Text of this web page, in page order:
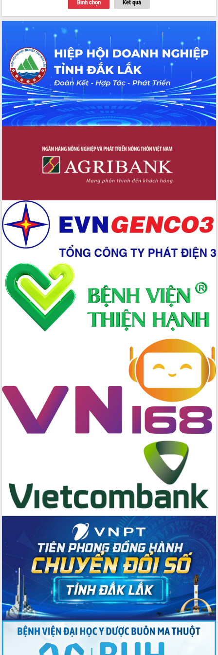
Tập huấn ứng dụng trí tuệ nhân tạo (AI)
trong thương mại điện tử năm 2026
Đoàn đại biểu Quốc hội tỉnh Đắk Lắk
trao đổi thông tin trước Kỳ họp thứ
nhất, Quốc hội khóa XVI
Quyết liệt cải cách hành chính, khơi
thông nguồn lực phát triển
Nâng cao hiệu lực, hiệu quả HĐND
tỉnh thông qua hiện đại hóa hành chính
Xã Ea Phê gắn cải cách hành chính với
chuyển đổi số
Phó Chủ tịch Thường trực UBND tỉnh
tâm Phục vụ hành chính công xã Ea
Xây dựng nền hành chính số đồng
hành cùng nông dân dân, doanh nghiệp
đấu có 77% xã đạt chuẩn nông thôn
mới
Chuyển đổi số 'mở đường' cho nông
nghiệp Đắk Lắk tăng trưởng bứt phá
Triển khai đồng bộ đo đạc, lập hồ sơ
địa chính, hoàn thiện cơ sở dữ liệu đất
Ứng dụng sinh trắc học - Bước tiến
trong hành trình chuyển đổi số tại Đắk
Lắk
Đắk Lắk nâng cao hiệu quả công tác
Đảng từ Sổ tay đảng viên điện tử
Đắk Lắk đẩy mạnh nuôi biển công
Đắk Lắk phát động hưởng ứng Ngày
Quyền của người tiêu dùng Việt Nam
2026
Đẩy mạnh cải cách hành chính, quyết
tâm đạt được mục tiêu tăng trưởng
Huy giữ chức Bí thư Đảng ủy Ủy Ban
Nhân dân tỉnh
Bệnh án điện tử thúc đẩy chuyển đổi
số y tế tại Đắk Lắk
Chuyển đổi số thư viện: Mở rộng
không gian tri thức trong thời đại số
Đánh giá, rút kinh nghiệm công tác tổ
chức diễn tập trước ngày bầu cử
Chương trình “Gặp gỡ hữu nghị –
Friendship Meeting New Year 2026”
Bầu cử Quốc hội và HĐND: Cử tri Đắk
Lắk gửi gắm niềm tin, kỳ vọng vào lá
phiếu
Đắk Lắk sẵn sàng các điều kiện cho
Ngày hội bầu cử đại biểu Quốc hội
khóa XVI và HĐND các cấp nhiệm kỳ
Bình chọn Kết quả